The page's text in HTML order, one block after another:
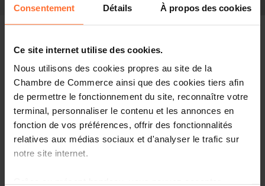
Consentement Détails À propos des cookies
Ce site internet utilise des cookies.
Nous utilisons des cookies propres au site de la
Chambre de Commerce ainsi que des cookies tiers afin
de permettre le fonctionnement du site, reconnaître votre
terminal, personnaliser le contenu et les annonces en
fonction de vos préférences, offrir des fonctionnalités
relatives aux médias sociaux et d'analyser le trafic sur
notre site internet.
(3154MCH)
Avis & législation
Infos pratiques
1 texte de projet
Partager cet article